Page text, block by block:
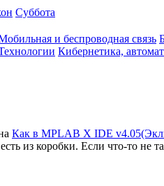
Суббота
и беспроводная связь
Кибернетика,
Как в MPLAB X IDE
из коробки. Если что-то не